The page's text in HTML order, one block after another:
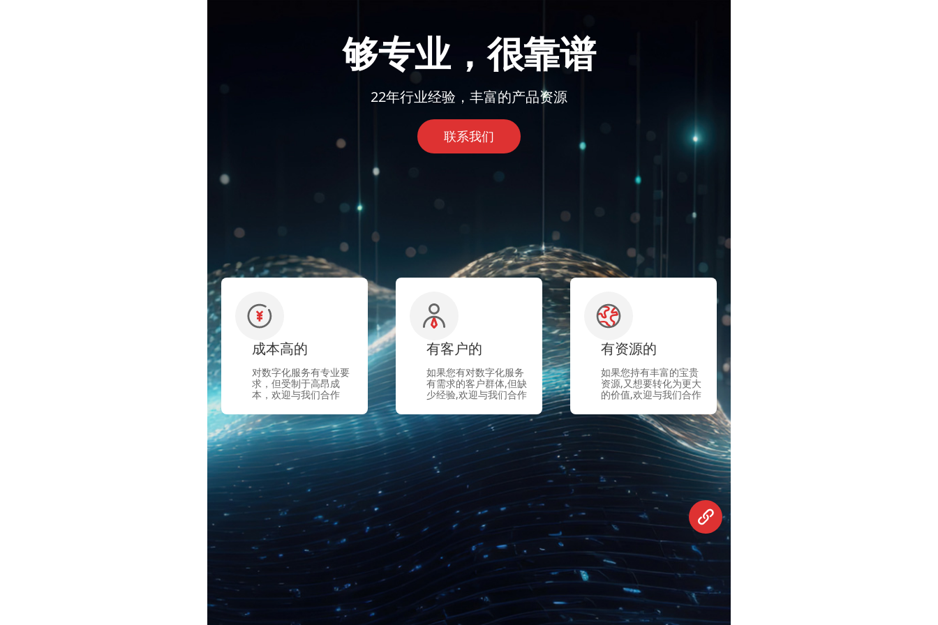
够专业，很靠谱
22年行业经验，丰富的产品资源
联系我们
成本高的
对数字化服务有专业要
求，但受制于高昂成
本，欢迎与我们合作
有客户的
如果您有对数字化服务
有需求的客户群体,但缺
少经验,欢迎与我们合作
有资源的
如果您持有丰富的宝贵
资源,又想要转化为更大
的价值,欢迎与我们合作